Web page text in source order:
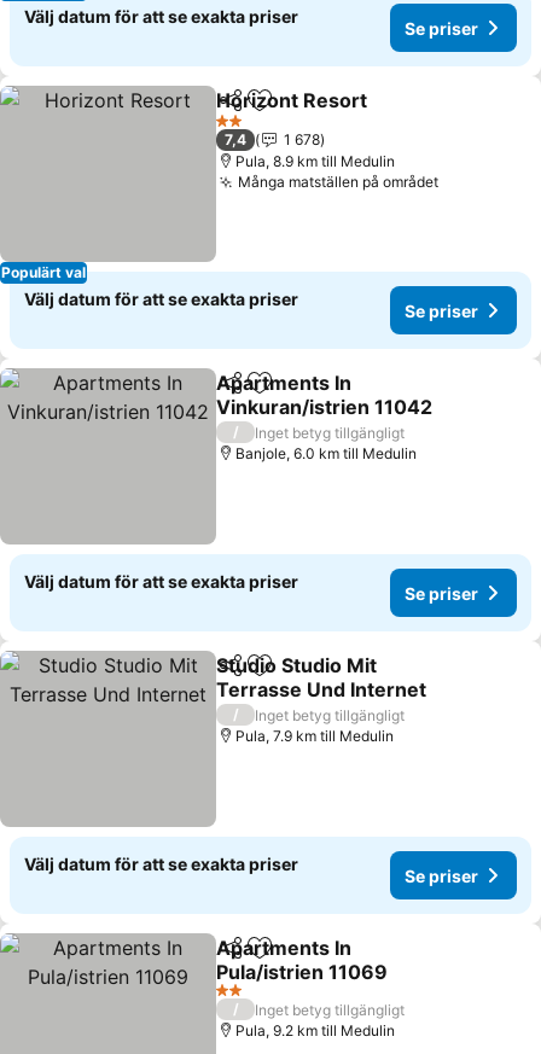
Välj datum för att se exakta priser
Se priser
Populärt val
Dela Lägg till i Mina Favoriter
Horizont Resort
2 Stjärnor
7,4
1 678
Pula, 8.9 km till Medulin
Många matställen på områdetSe priser
Välj datum för att se exakta priser
Se priser
Dela Lägg till i Mina Favoriter
Apartments In
Vinkuran/istrien 11042
Se priser
/
Inget betyg tillgängligt
Banjole, 6.0 km till Medulin
Välj datum för att se exakta priser
Se priser
Dela Lägg till i Mina Favoriter
Studio Studio Mit
Terrasse Und Internet
Se priser
/
Inget betyg tillgängligt
Pula, 7.9 km till Medulin
Välj datum för att se exakta priser
Se priser
Dela Lägg till i Mina Favoriter
Apartments In
Pula/istrien 11069
Se priser
2 Stjärnor
/
Inget betyg tillgängligt
Pula, 9.2 km till Medulin